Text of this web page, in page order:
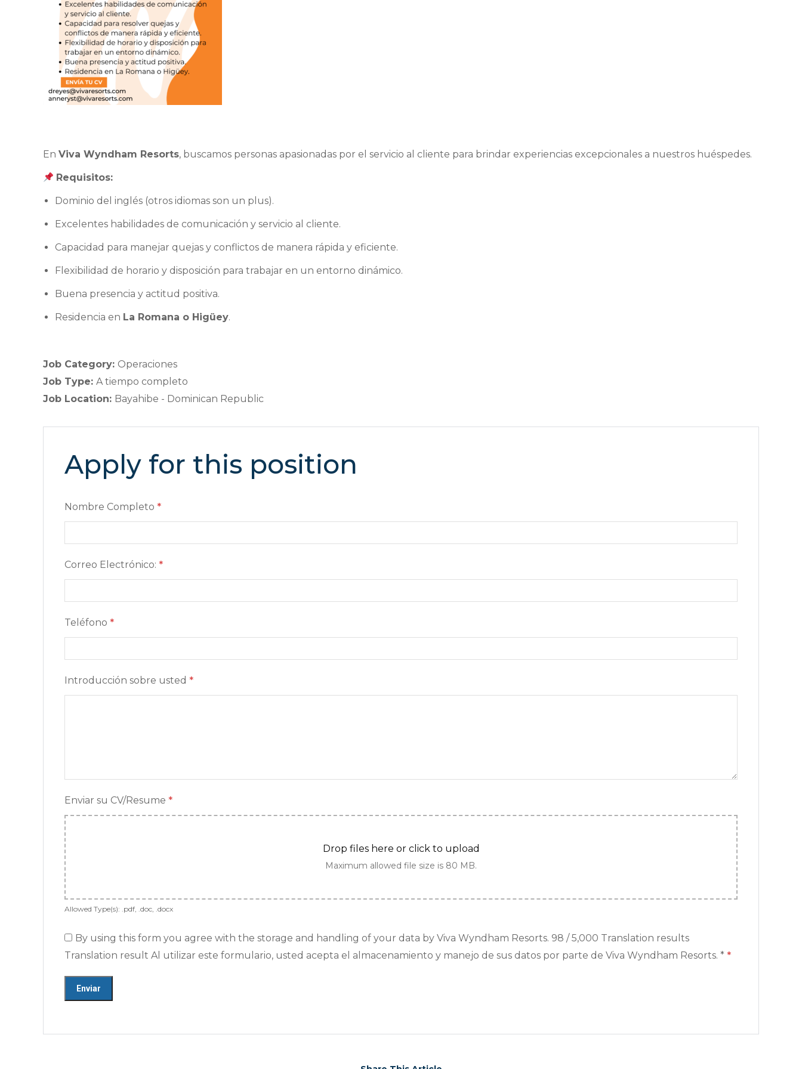
En Viva Wyndham Resorts, buscamos personas apasionadas por el servicio al cliente para brindar experiencias excepcionales a nuestros huéspedes.
Requisitos:
Dominio del inglés (otros idiomas son un plus).
Excelentes habilidades de comunicación y servicio al cliente.
Capacidad para manejar quejas y conflictos de manera rápida y eficiente.
Flexibilidad de horario y disposición para trabajar en un entorno dinámico.
Buena presencia y actitud positiva.
Residencia en La Romana o Higüey.
Job Category: Operaciones
Job Type: A tiempo completo
Job Location: Bayahibe - Dominican Republic
Apply for this position
Nombre Completo *
Correo Electrónico: *
Teléfono *
Introducción sobre usted *
Enviar su CV/Resume *
Drop files here or click to upload
Maximum allowed file size is 80 MB.
Allowed Type(s): .pdf, .doc, .docx
By using this form you agree with the storage and handling of your data by Viva Wyndham Resorts. 98 / 5,000 Translation results
Translation result Al utilizar este formulario, usted acepta el almacenamiento y manejo de sus datos por parte de Viva Wyndham Resorts. * *